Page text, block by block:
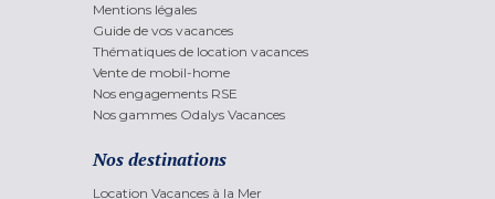
Mentions légales
Guide de vos vacances
Thématiques de location vacances
Vente de mobil-home
Nos engagements RSE
Nos gammes Odalys Vacances
Nos destinations
Location Vacances à la Mer